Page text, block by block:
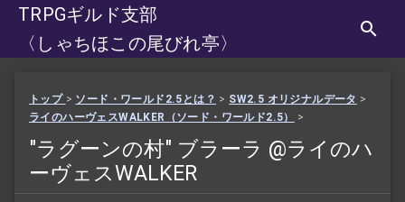
TRPGギルド支部
〈しゃちほこの尾びれ亭〉
トップ > ソード・ワールド2.5とは？ > SW2.5 オリジナルデータ >
ライのハーヴェスWALKER（ソード・ワールド2.5）
>
"ラグーンの村" ブラーラ @ライのハ
ーヴェスWALKER